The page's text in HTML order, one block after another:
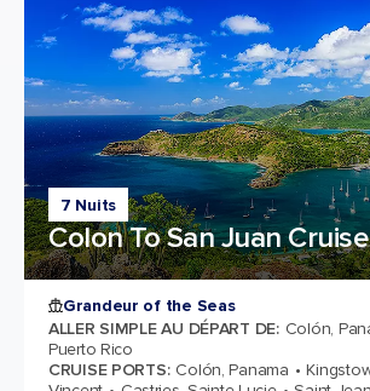
7 Nuits
Colon To San Juan Cruise
Grandeur of the Seas
ALLER SIMPLE AU DÉPART DE: Colón,
Puerto Rico
CRUISE PORTS: Colón, Panama